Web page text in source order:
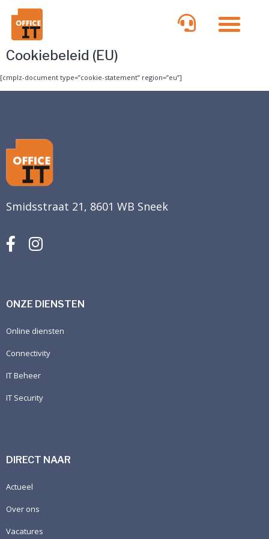
Cookiebeleid (EU)
[cmplz-document type=”cookie-statement” region=”eu”]
Smidsstraat 21, 8601 WB Sneek
ONZE DIENSTEN
Online diensten
Connectivity
IT Beheer
IT Security
DIRECT NAAR
Actueel
Over ons
Vacatures